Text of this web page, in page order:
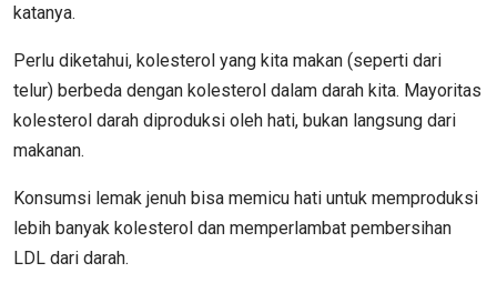
katanya.
Perlu diketahui, kolesterol yang kita makan (seperti dari
telur) berbeda dengan kolesterol dalam darah kita. Mayoritas
kolesterol darah diproduksi oleh hati, bukan langsung dari
makanan.
Konsumsi lemak jenuh bisa memicu hati untuk memproduksi
lebih banyak kolesterol dan memperlambat pembersihan
LDL dari darah.